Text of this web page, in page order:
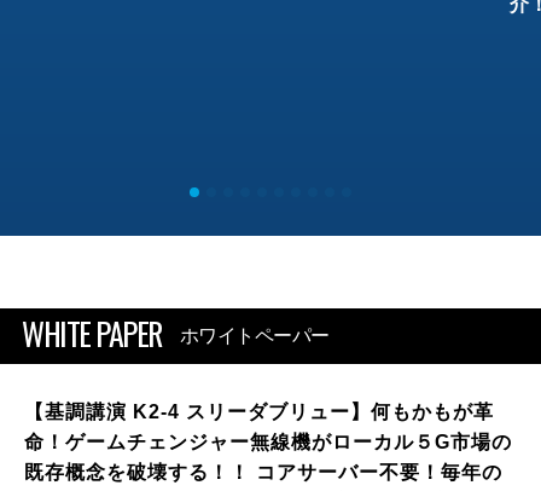
WHITE PAPER ホワイトペーパー
【基調講演 K2-4 スリーダブリュー】何もかもが革
命！ゲームチェンジャー無線機がローカル５G市場の
既存概念を破壊する！！ コアサーバー不要！毎年の